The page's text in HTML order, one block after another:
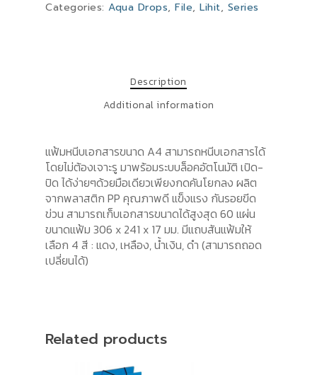
Categories: Aqua Drops, File, Lihit, Series
Description
Additional information
แฟ้มหนีบเอกสารขนาด A4 สามารถหนีบเอกสารได้
โดยไม่ต้องเจาะรู มาพร้อมระบบล็อคอัตโนมัติ เปิด-
ปิด ได้ง่ายๆด้วยมือเดียวเพียงกดคันโยกลง ผลิต
จากพลาสติก PP คุณภาพดี แข็งแรง กันรอยขีด
ข่วน สามารถเก็บเอกสารขนาดได้สูงสุด 60 แผ่น
ขนาดแฟ้ม 306 x 241 x 17 มม. มีแถบสันแฟ้มให้
เลือก 4 สี : แดง, เหลือง, น้ำเงิน, ดำ (สามารถถอด
เปลี่ยนได้)
Related products